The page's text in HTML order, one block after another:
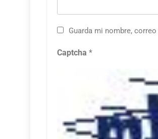
Guarda mi nombre,
Captcha *